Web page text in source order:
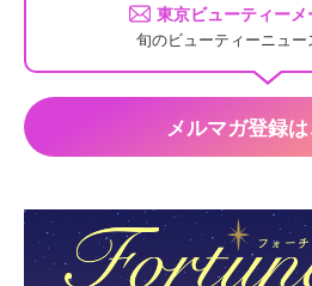
東京ビューティー
旬のビューティーニュー
メルマガ登録